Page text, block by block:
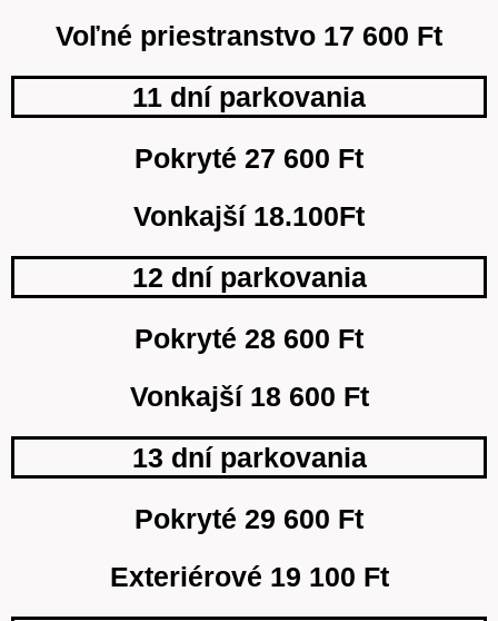
Voľné priestranstvo 17 600 Ft
11 dní parkovania
Pokryté 27 600 Ft
Vonkajší 18.100Ft
12 dní parkovania
Pokryté 28 600 Ft
Vonkajší 18 600 Ft
13 dní parkovania
Pokryté 29 600 Ft
Exteriérové 19 100 Ft